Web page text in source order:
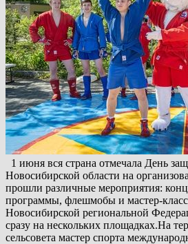
1 июня вся страна отмечала День
Новосибирской области на
прошли различные мероприятия:
программы, флешмобы и мастер-
Новосибирской региональной
сразу на нескольких площадках.На
сельсовета мастер спорта